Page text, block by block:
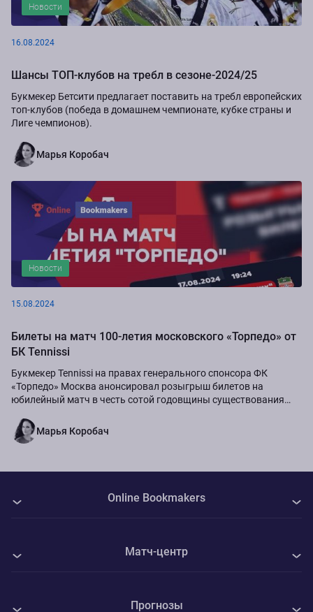
Новости
16.08.2024
Шансы ТОП-клубов на требл в сезоне-2024/25
Букмекер Бетсити предлагает поставить на требл европейских
топ-клубов (победа в домашнем чемпионате, кубке страны и
Лиге чемпионов).
Марья Коробач
Новости
15.08.2024
Билеты на матч 100-летия московского «Торпедо» от
БК Tennissi
Букмекер Tennissi на правах генерального спонсора ФК
«Торпедо» Москва анонсировал розыгрыш билетов на
юбилейный матч в честь сотой годовщины существования
Марья Коробач
Прогнозы
Матч-центр
Online Bookmakers
Контакты